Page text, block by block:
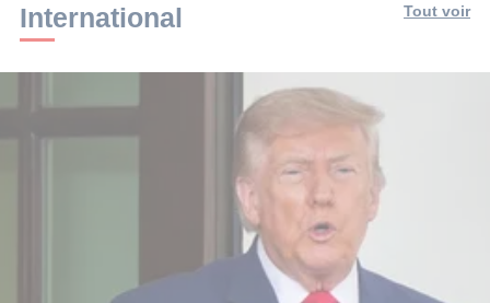
International Tout voir